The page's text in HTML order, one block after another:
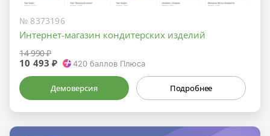
№ 8373196
Интернет-магазин кондитерских изделий
14 990 ₽
10 493 ₽ 420баллов Плюса
Демоверсия Подробнее